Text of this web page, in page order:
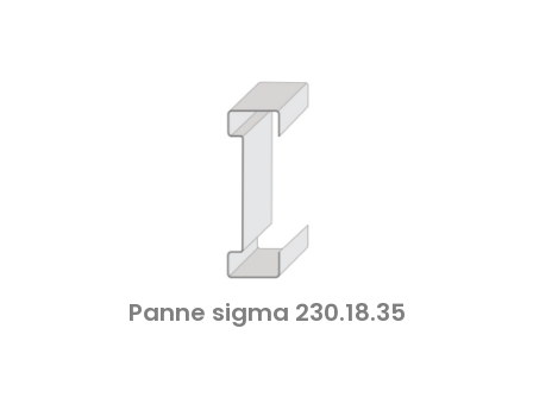
Panne sigma 230.18.35